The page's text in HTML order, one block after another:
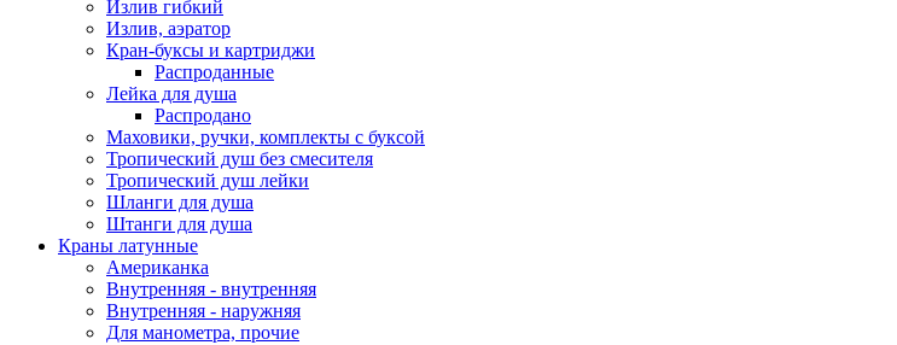
Излив гибкий
Излив, аэратор
Кран-буксы и картриджи
Распроданные
Лейка для душа
Распродано
Маховики, ручки, комплекты с буксой
Тропический душ без смесителя
Тропический душ лейки
Шланги для душа
Штанги для душа
Краны латунные
Американка
Внутренняя - внутренняя
Внутренняя - наружняя
Для манометра, прочие